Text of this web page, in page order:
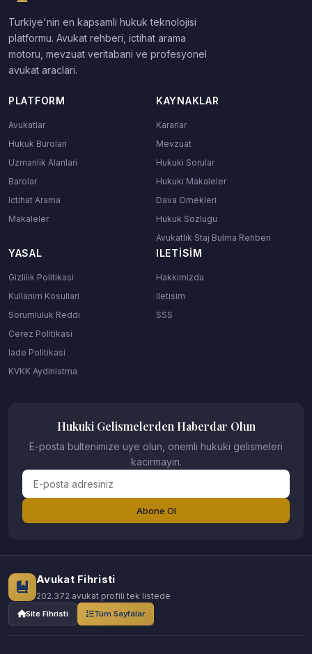
Turkiye'nin en kapsamli hukuk teknolojisi
platformu. Avukat rehberi, ictihat arama
motoru, mevzuat veritabani ve profesyonel
avukat araclari.
PLATFORM
Avukatlar
Hukuk Burolari
Uzmanlik Alanlari
Barolar
Ictihat Arama
Makaleler
KAYNAKLAR
Kararlar
Mevzuat
Hukuki Sorular
Hukuki Makaleler
Dava Ornekleri
Hukuk Sozlugu
Avukatlık Staj Bulma Rehberi
YASAL
Gizlilik Politikasi
Kullanim Kosullari
Sorumluluk Reddi
Cerez Politikasi
Iade Politikasi
KVKK Aydinlatma
ILETISIM
Hakkimizda
Iletisim
SSS
Hukuki Gelismelerden Haberdar Olun
E-posta bultenimize uye olun, onemli hukuki gelismeleri
kacirmayin.
Abone Ol
Avukat Fihristi
202.372 avukat profili tek listede
Site Fihristi Tüm Sayfalar